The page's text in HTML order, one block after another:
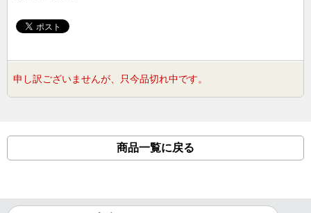
申し訳ございませんが、只今品切れ中です。
商品一覧に戻る